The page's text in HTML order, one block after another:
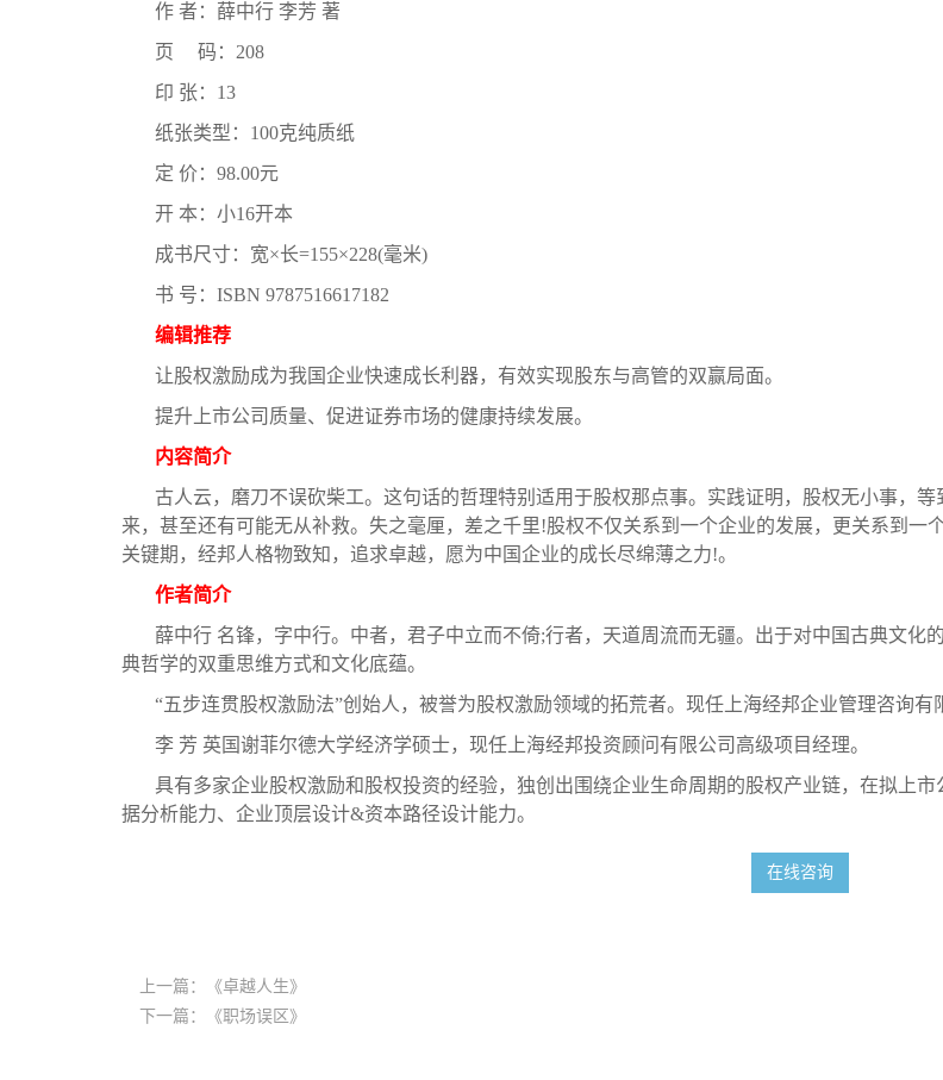
作 者：薛中行 李芳 著
页 码：208
印 张：13
纸张类型：100克纯质纸
定 价：98.00元
开 本：小16开本
成书尺寸：宽×长=155×228(毫米)
书 号：ISBN 9787516617182
编辑推荐
让股权激励成为我国企业快速成长利器，有效实现股东与高管的双赢局面。
提升上市公司质量、促进证券市场的健康持续发展。
内容简介
古人云，磨刀不误砍柴工。这句话的哲理特别适用于股权那点事。实践证明，股权无小事，
来，甚至还有可能无从补救。失之毫厘，差之千里!股权不仅关系到一个企业的发展，更关系到
关键期，经邦人格物致知，追求卓越，愿为中国企业的成长尽绵薄之力!。
作者简介
薛中行 名锋，字中行。中者，君子中立而不倚;行者，天道周流而无疆。出于对中国古典文
典哲学的双重思维方式和文化底蕴。
“五步连贯股权激励法”创始人，被誉为股权激励领域的拓荒者。现任上海经邦企业管理咨询
李 芳 英国谢菲尔德大学经济学硕士，现任上海经邦投资顾问有限公司高级项目经理。
具有多家企业股权激励和股权投资的经验，独创出围绕企业生命周期的股权产业链，在拟上
据分析能力、企业顶层设计&资本路径设计能力。
在线咨询
上一篇：《卓越人生》
下一篇：《职场误区》